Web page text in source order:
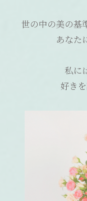
世の中の美の基
あなた
私に
好き